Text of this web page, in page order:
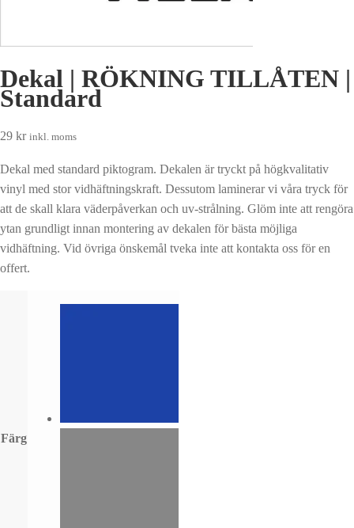
Dekal | RÖKNING TILLÅTEN |
Standard
29 kr inkl. moms
Dekal med standard piktogram. Dekalen är tryckt på högkvalitativ
vinyl med stor vidhäftningskraft. Dessutom laminerar vi våra tryck för
att de skall klara väderpåverkan och uv-strålning. Glöm inte att rengöra
ytan grundligt innan montering av dekalen för bästa möjliga
vidhäftning. Vid övriga önskemål tveka inte att kontakta oss för en
offert.
Färg